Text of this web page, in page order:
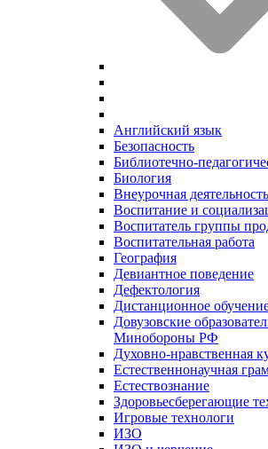
Английский язык
Безопасность
Библиотечно-
Биология
Внеурочная деятельность
Воспитание и
Воспитатель группы
Воспитательная работа
География
Девиантное поведение
Дефектология
Дистанционное
Довузовские
Минобороны РФ
Духовно‑нравственная
Естественнонаучная
Естествознание
Здоровьесберегающие
Игровые технологи
ИЗО